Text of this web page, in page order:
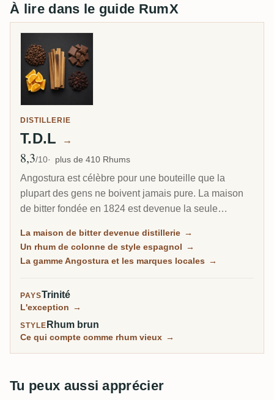
À lire dans le guide RumX
DISTILLERIE
T.D.L →
Note moyenne
8,3/10 plus de 410 Rhums
Angostura est célèbre pour une bouteille que la
plupart des gens ne boivent jamais pure. La maison
de bitter fondée en 1824 est devenue la seule
Distillers fait un rhum net, distillé en colonne, de style
espagnol, à l'opposé du funk lourd de la Jamaïque ou
La maison de bitter devenue distillerie →
Un rhum de colonne de style espagnol →
La gamme Angostura et les marques locales →
PAYSTrinité
L'exception →
STYLE Rhum brun
Ce qui compte comme rhum vieux →
Tu peux aussi apprécier